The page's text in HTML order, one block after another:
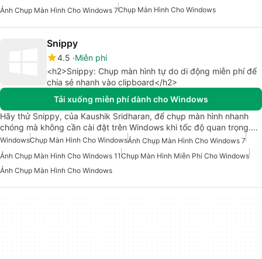
Ảnh Chụp Màn Hình Cho Windows 7Chụp Màn Hình Cho Windows
Snippy
4.5 Miễn phí
<h2>Snippy: Chụp màn hình tự do di động miễn phí để
chia sẻ nhanh vào clipboard</h2>
Tải xuống miễn phí dành cho Windows
Hãy thử Snippy, của Kaushik Sridharan, để chụp màn hình nhanh
chóng mà không cần cài đặt trên Windows khi tốc độ quan trọng.…
WindowsChụp Màn Hình Cho WindowsẢnh Chụp Màn Hình Cho Windows 7
Ảnh Chụp Màn Hình Cho Windows 11Chụp Màn Hình Miễn Phí Cho Windows
Ảnh Chụp Màn Hình Cho Windows